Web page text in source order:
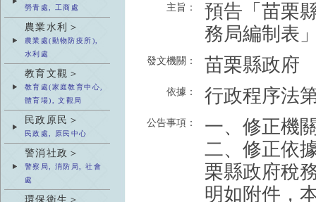
勞青處, 工商處
農業水利＞
農業處(動物防疫所),
水利處
教育文觀＞
教育處(家庭教育中心,
體育場), 文觀局
民政原民＞
民政處, 原民中心
警消社政＞
警察局, 消防局, 社會
處
環保衛生＞
主旨：
預告「苗栗
務局編制表
發文機關： 苗栗縣政府
依據： 行政程序法
公告事項：
一、修正機
二、修正依
栗縣政府稅
明如附件，